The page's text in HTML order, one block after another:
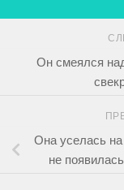
Он смеялся
Она уселась на
не